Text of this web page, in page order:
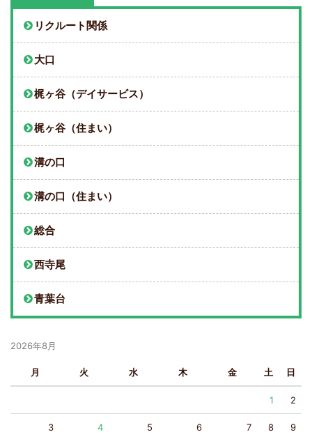
リクルート関係
大口
梶ヶ谷（デイサービス）
梶ヶ谷（住まい）
溝の口
溝の口（住まい）
総合
西寺尾
青葉台
2026年8月
月 火 水 木 金 土 日
1 2
3 4 5 6 7 8 9